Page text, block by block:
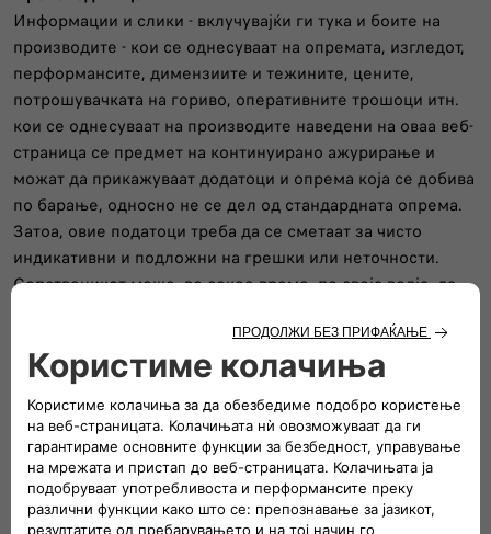
Информации и слики - вклучувајќи ги тука и боите на
производите - кои се однесуваат на опремата, изгледот,
перформансите, димензиите и тежините, цените,
потрошувачката на гориво, оперативните трошоци итн.
кои се однесуваат на производите наведени на оваа веб-
страница се предмет на континуирано ажурирање и
можат да прикажуваат додатоци и опрема која се добива
по барање, односно не се дел од стандардната опрема.
Затоа, овие податоци треба да се сметаат за чисто
индикативни и подложни на грешки или неточности.
Сопственикот може, во секое време, по своја волја, да
прикажани на веб-страницата или на нијансите на боите
или стандардната опрема на возилото.
Цените наведени на веб-страницата не се обврзувачки
бидејќи тие се само препорачани.
За ажурирани и навремени информации за производите
и цените наведени на веб-страницата, Аутомобиле СК ги
повикува корисниците да контактираат со нивните
овластени продажни места и дилери.